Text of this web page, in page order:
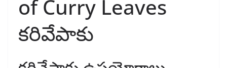
of Curry Leaves
కరివేపాకు